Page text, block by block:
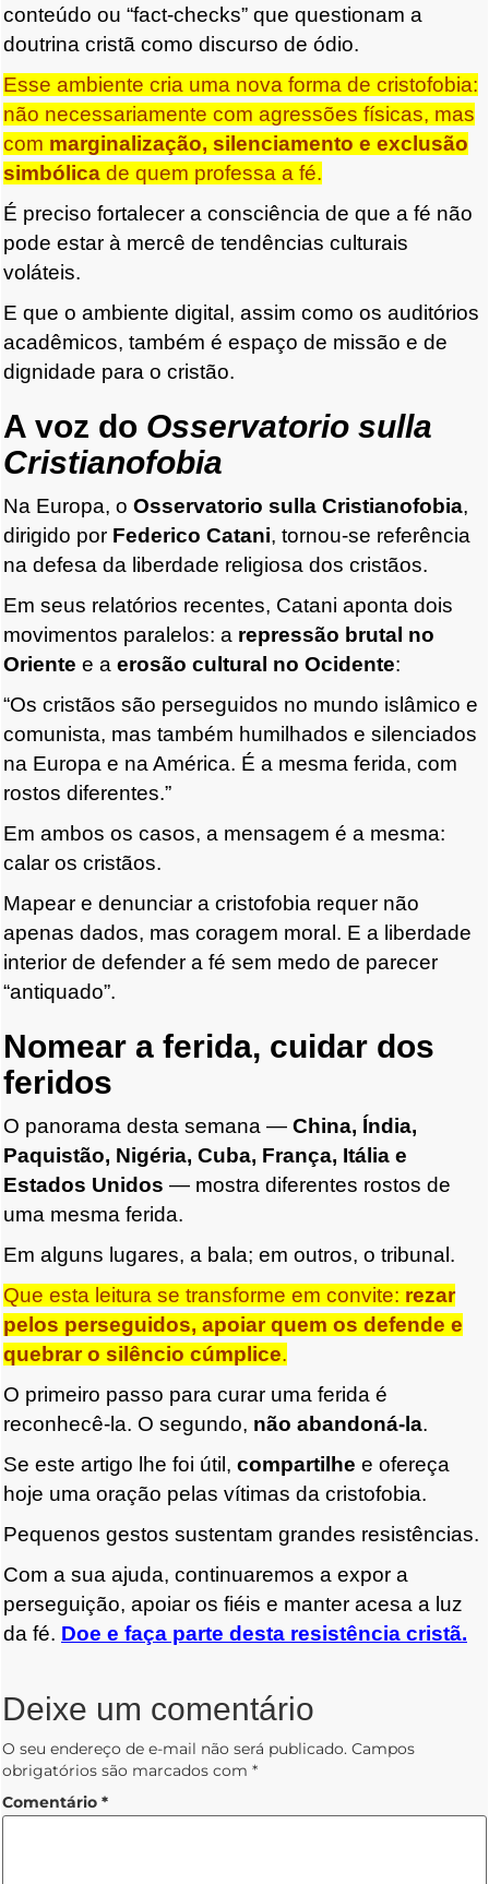
conteúdo ou “fact-checks” que questionam a
doutrina cristã como discurso de ódio.
Esse ambiente cria uma nova forma de cristofobia:
não necessariamente com agressões físicas, mas
com marginalização, silenciamento e exclusão
simbólica de quem professa a fé.
É preciso fortalecer a consciência de que a fé não
pode estar à mercê de tendências culturais
voláteis.
E que o ambiente digital, assim como os auditórios
acadêmicos, também é espaço de missão e de
dignidade para o cristão.
A voz do Osservatorio sulla
Cristianofobia
Na Europa, o Osservatorio sulla Cristianofobia,
dirigido por Federico Catani, tornou-se referência
na defesa da liberdade religiosa dos cristãos.
Em seus relatórios recentes, Catani aponta dois
movimentos paralelos: a repressão brutal no
Oriente e a erosão cultural no Ocidente:
“Os cristãos são perseguidos no mundo islâmico e
comunista, mas também humilhados e silenciados
na Europa e na América. É a mesma ferida, com
rostos diferentes.”
Em ambos os casos, a mensagem é a mesma:
calar os cristãos.
Mapear e denunciar a cristofobia requer não
apenas dados, mas coragem moral. E a liberdade
interior de defender a fé sem medo de parecer
“antiquado”.
Nomear a ferida, cuidar dos
feridos
O panorama desta semana — China, Índia,
Paquistão, Nigéria, Cuba, França, Itália e
Estados Unidos — mostra diferentes rostos de
uma mesma ferida.
Em alguns lugares, a bala; em outros, o tribunal.
Que esta leitura se transforme em convite: rezar
pelos perseguidos, apoiar quem os defende e
quebrar o silêncio cúmplice.
O primeiro passo para curar uma ferida é
reconhecê-la. O segundo, não abandoná-la.
Se este artigo lhe foi útil, compartilhe e ofereça
hoje uma oração pelas vítimas da cristofobia.
Pequenos gestos sustentam grandes resistências.
Com a sua ajuda, continuaremos a expor a
perseguição, apoiar os fiéis e manter acesa a luz
da fé. Doe e faça parte desta resistência cristã.
Deixe um comentário
O seu endereço de e-mail não será publicado. Campos
obrigatórios são marcados com *
Comentário *